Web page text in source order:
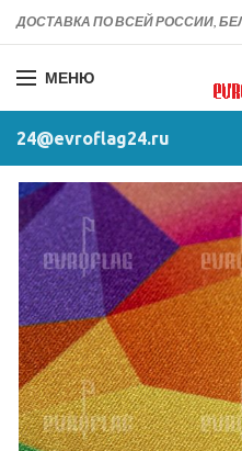
ДОСТАВКА ПО ВСЕЙ РОССИИ,
МЕНЮ
24@evroflag24.ru